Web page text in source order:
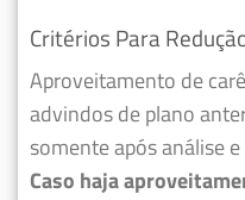
Critérios Para
Aproveitamento de
advindos de plano
somente após análise
Caso haja